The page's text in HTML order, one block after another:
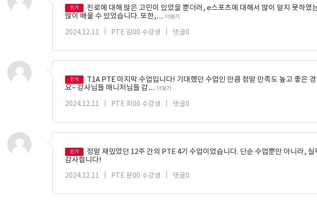
인기
진로에 대해 많은 고민이 있었을 뿐더러, e스포츠에 대해서 많이 알지 못하
많이 배울 수 있었습니다. 또한,… 더보기
2024.12.11 PTE 김00 수강생 댓글0
인기
T1A PTE 마지막 수업입니다! 기대했던 수업인 만큼 정말 만족도 높고 좋은
요~ 강사님들 매니저님들 감… 더보기
2024.12.11 PTE 최00 수강생 댓글0
인기
정말 재밌었던 12주 간의 PTE 4기 수업이었습니다. 단순 수업뿐만 아니라,
감사합니다!
2024.12.11 PTE 문00 수강생 댓글0